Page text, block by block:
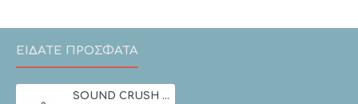
ΕΙΔΑΤΕ ΠΡΟΣΦΑΤΑ
SOUND CRUSH MACARON SC-130 Black Aδιάβροχο ηχείο Bluetooth 3W